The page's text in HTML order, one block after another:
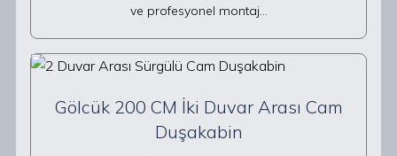
ve profesyonel montaj…
Gölcük 200 CM İki Duvar Arası Cam
Duşakabin